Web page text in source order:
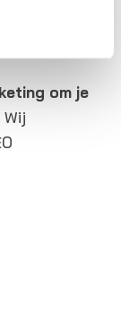
met
om je
Wij